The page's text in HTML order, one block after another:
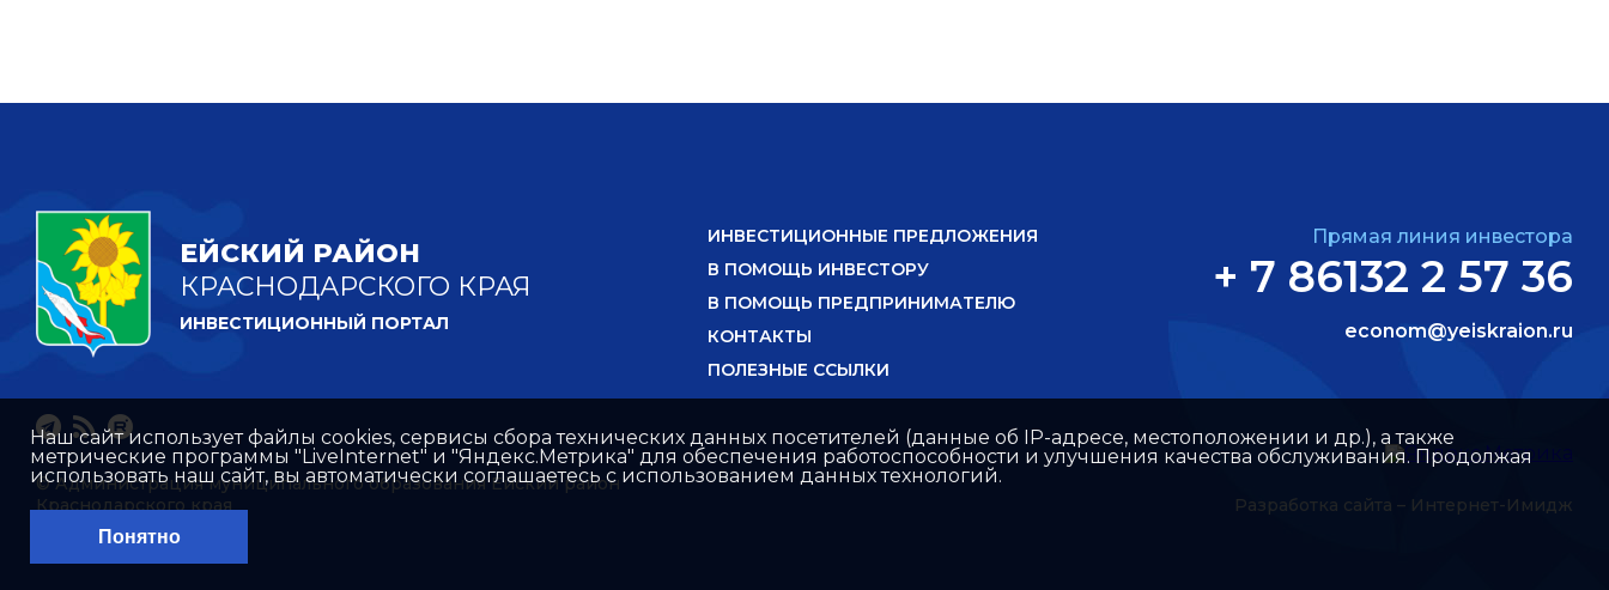
ЕЙСКИЙ РАЙОН
КРАСНОДАРСКОГО КРАЯ
ИНВЕСТИЦИОННЫЙ ПОРТАЛ
ИНВЕСТИЦИОННЫЕ ПРЕДЛОЖЕНИЯ
В ПОМОЩЬ ИНВЕСТОРУ
В ПОМОЩЬ ПРЕДПРИНИМАТЕЛЮ
КОНТАКТЫ
ПОЛЕЗНЫЕ ССЫЛКИ
Прямая линия инвестора
+ 7 86132 2 57 36
econom@yeiskraion.ru
© Администрация муниципального образования Ейский район
Краснодарского края
Разработка сайта – Интернет-Имидж
Наш сайт использует файлы cookies, сервисы сбора технических данных посетителей (данные об IP-адресе, местоположении и др.), а также
метрические программы "LiveInternet" и "Яндекс.Метрика" для обеспечения работоспособности и улучшения качества обслуживания. Продолжая
использовать наш сайт, вы автоматически соглашаетесь с использованием данных технологий.
Понятно